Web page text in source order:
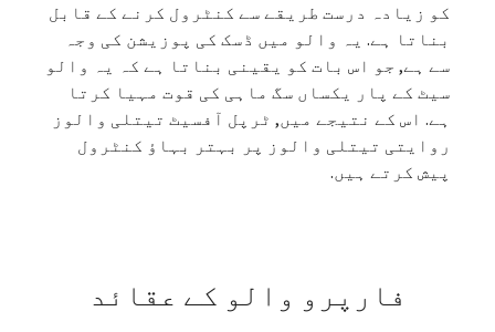
کو زیادہ درست طریقے سے کنٹرول کرنے کے قابل
بناتا ہے. یہ والو میں ڈسک کی پوزیشن کی وجہ
سے ہے, جو اس بات کو یقینی بناتا ہے کہ یہ والو
سیٹ کے پار یکساں سگ ماہی کی قوت مہیا کرتا
ہے. اس کے نتیجے میں, ٹرپل آفسیٹ تیتلی والوز
روایتی تیتلی والوز پر بہتر بہاؤ کنٹرول
پیش کرتے ہیں.
فارپرو والو کے عقائد